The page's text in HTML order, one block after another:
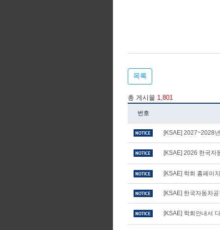
목록
총 게시물 1,801
번호
[KSAE] 2027~2028
[KSAE] 2026 한국자
[KSAE] 학회 홈페이
[KSAE] 한국자동차
[KSAE] 학회안내서